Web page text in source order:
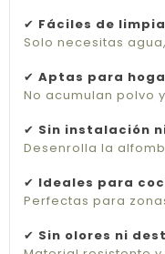
✔ Fáciles de
Solo necesitas
✔ Aptas para
No acumulan polvo
✔ Sin instalación
Desenrolla la
✔ Ideales para
Perfectas para
✔ Sin olores ni